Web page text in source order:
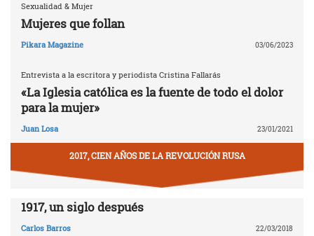
Sexualidad & Mujer
Mujeres que follan
Pikara Magazine 03/06/2023
Entrevista a la escritora y periodista Cristina Fallarás
«La Iglesia católica es la fuente de todo el dolor
para la mujer»
Juan Losa 23/01/2021
2017, CIEN AÑOS DE LA REVOLUCIÓN RUSA
1917, un siglo después
Carlos Barros 22/03/2018